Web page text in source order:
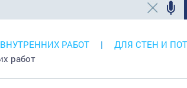
РАБОТ
ДЛЯ СТЕН И
работ